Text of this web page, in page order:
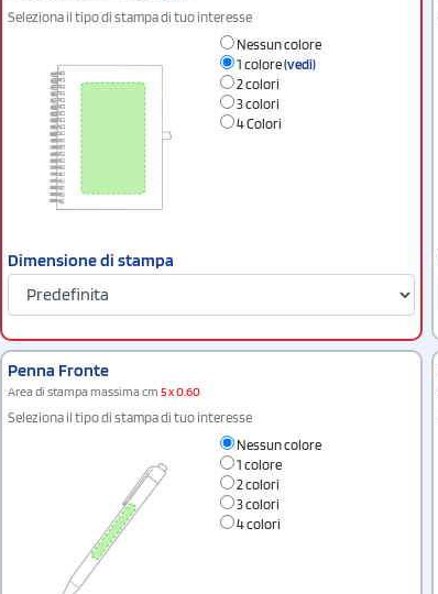
Seleziona il tipo di stampa di tuo interesse
Nessun colore
1 colore(vedi)
2 colori
3 colori
4 Colori
Dimensione di stampa
Penna Fronte
Area di stampa massima cm 5 x 0.60
Seleziona il tipo di stampa di tuo interesse
Nessun colore
1 colore
2 colori
3 colori
4 colori